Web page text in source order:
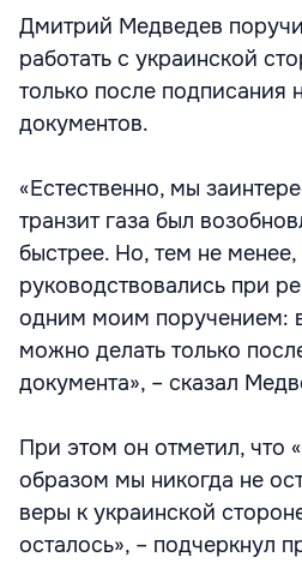
Дмитрий Медведев
работать с украинской
только после подписания
документов.
«Естественно, мы
транзит газа был
быстрее. Но, тем не
руководствовались при
одним моим поручением:
можно делать только
документа», – сказал
При этом он отметил, что
образом мы никогда не
веры к украинской
осталось», – подчеркнул